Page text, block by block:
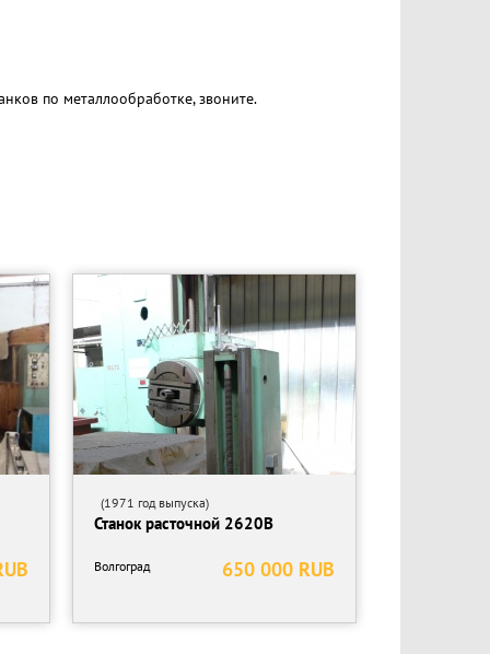
по металлообработке, звоните.
(1971 год выпуска)
Станок расточной 2620В
650 000 RUB
Волгоград